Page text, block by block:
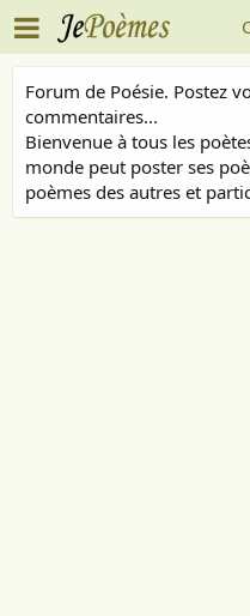
Forum de Poésie. Postez
commentaires...
Bienvenue à tous les
monde peut poster ses
poèmes des autres et